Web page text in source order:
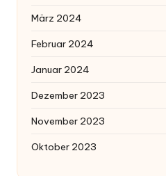
März 2024
Februar 2024
Januar 2024
Dezember 2023
November 2023
Oktober 2023